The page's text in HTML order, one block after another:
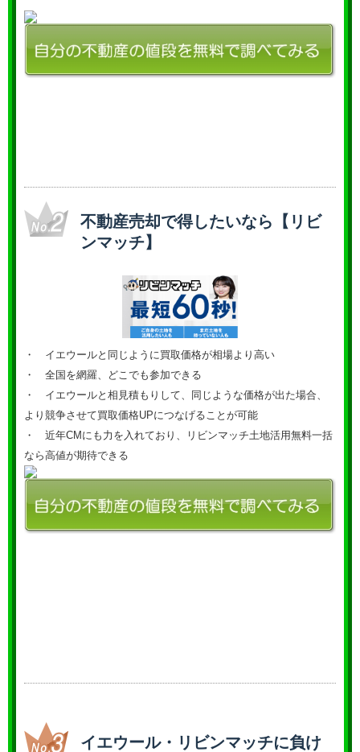
不動産売却で得したいなら【リビ
ンマッチ】
・ イエウールと同じように買取価格が相場より高い
・ 全国を網羅、どこでも参加できる
・ イエウールと相見積もりして、同じような価格が出た場合、
より競争させて買取価格UPにつなげることが可能
・ 近年CMにも力を入れており、リビンマッチ土地活用無料一括
なら高値が期待できる
イエウール・リビンマッチに負け